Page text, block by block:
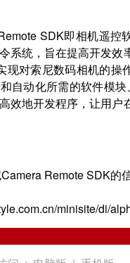
SDK即相机遥控
系统，旨在提高开发效
现对索尼数码相机的操
自动化所需的软件模
效地开发程序，让用户
Remote SDK的
minisite/di/